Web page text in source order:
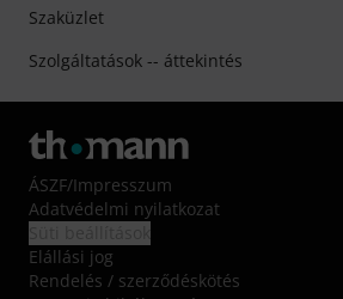
Szaküzlet
Szolgáltatások -- áttekintés
ÁSZF/Impresszum
Adatvédelmi nyilatkozat
Elállási jog
Rendelés / szerződéskötés